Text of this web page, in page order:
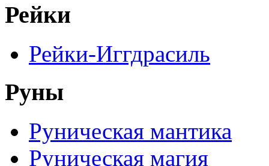
Рейки
Рейки-Иггдрасиль
Руны
Руническая мантика
Руническая магия